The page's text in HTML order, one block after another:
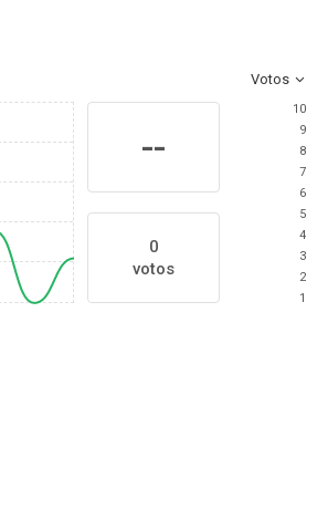
Votos
--
0
votos
10
9
8
7
6
5
4
3
2
1